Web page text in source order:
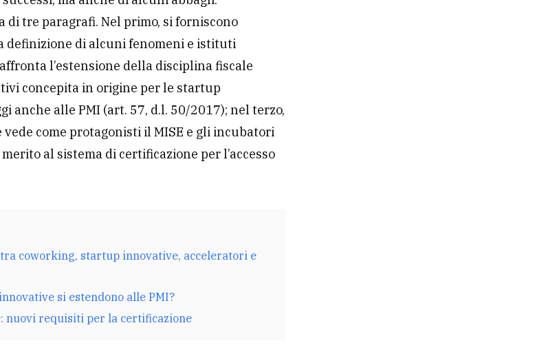
di tre paragrafi. Nel primo, si forniscono
definizione di alcuni fenomeni e istituti
l’estensione della disciplina fiscale
concepita in origine per le startup
anche alle PMI (art. 57, d.l. 50/2017); nel terzo,
come protagonisti il MISE e gli incubatori
al sistema di certificazione per l’accesso
coworking, startup innovative, acceleratori e
si estendono alle PMI?
nuovi requisiti per la certificazione